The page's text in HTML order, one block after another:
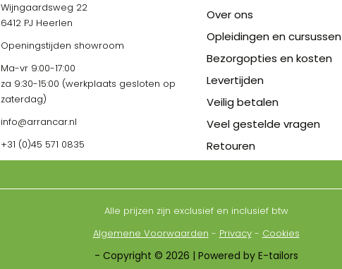
Wijngaardsweg 22
6412 PJ Heerlen
Openingstijden showroom
Ma-vr 9:00-17:00
za 9:30-15:00 (werkplaats gesloten op
zaterdag)
info@arrancar.nl
+31 (0)45 571 0835
Over ons
Opleidingen en cursussen
Bezorgopties en kosten
Levertijden
Veilig betalen
Veel gestelde vragen
Retouren
Alle prijzen zijn exclusief en inclusief btw
Algemene Voorwaarden - Privacy- Cookies
- Copyright © 2026 | Powered by E-tailors